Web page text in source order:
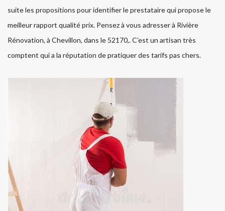
suite les propositions pour identifier le prestataire qui propose le
meilleur rapport qualité prix. Pensez à vous adresser à Rivière
Rénovation, à Chevillon, dans le 52170,. C’est un artisan très
comptent qui a la réputation de pratiquer des tarifs pas chers.